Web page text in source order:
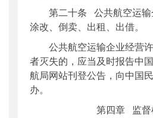
第二十条 公共航空运
涂改、倒卖、出租、出借。
公共航空运输企业经营
者灭失的，应当及时报告中
航局网站刊登公告，向中国
办。
第四章 监督